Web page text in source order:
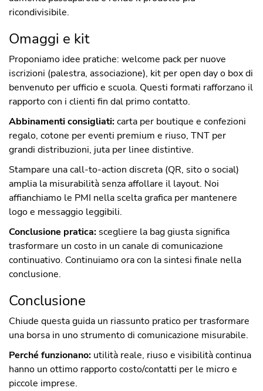
ricondivisibile.
Omaggi e kit
Proponiamo idee pratiche: welcome pack per nuove
iscrizioni (palestra, associazione), kit per open day o box di
benvenuto per ufficio e scuola. Questi formati rafforzano il
rapporto con i clienti fin dal primo contatto.
Abbinamenti consigliati:carta per boutique e confezioni
regalo, cotone per eventi premium e riuso, TNT per
grandi distribuzioni, juta per linee distintive.
Stampare una call-to-action discreta (QR, sito o social)
amplia la misurabilità senza affollare il layout. Noi
affianchiamo le PMI nella scelta grafica per mantenere
logo e messaggio leggibili.
Conclusione pratica: scegliere la bag giusta significa
trasformare un costo in un canale di comunicazione
continuativo. Continuiamo ora con la sintesi finale nella
conclusione.
Conclusione
Chiude questa guida un riassunto pratico per trasformare
una borsa in uno strumento di comunicazione misurabile.
Perché funzionano: utilità reale, riuso e visibilità continua
hanno un ottimo rapporto costo/contatti per le micro e
piccole imprese.